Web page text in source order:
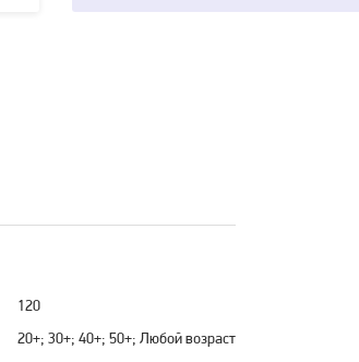
120
20+; 30+; 40+; 50+; Любой возраст